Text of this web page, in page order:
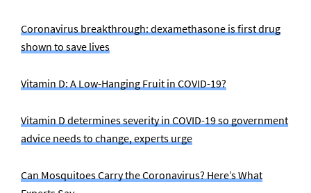
Coronavirus breakthrough: dexamethasone is first drug
shown to save lives
Vitamin D: A Low-Hanging Fruit in COVID-19?
Vitamin D determines severity in COVID-19 so government
advice needs to change, experts urge
Can Mosquitoes Carry the Coronavirus? Here’s What